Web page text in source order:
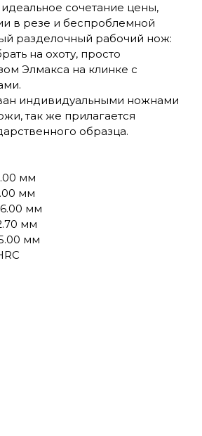
сочетание цены,
в резе и беспроблемной
разделочный рабочий нож:
на охоту, просто
Элмакса на клинке с
индивидуальными ножнами
так же прилагается
образца.
мм
мм
мм
мм
мм